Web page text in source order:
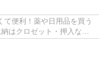
便利！薬や日用品を買う
はクロゼット・押入など